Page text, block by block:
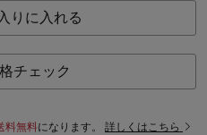
りに入れる
チェック
料無料になります。 詳しくはこちら